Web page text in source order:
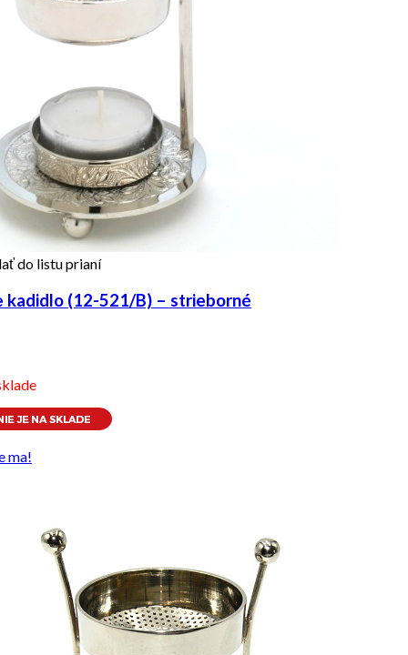
do listu prianí
kadidlo (12-521/B) – strieborné
ma!